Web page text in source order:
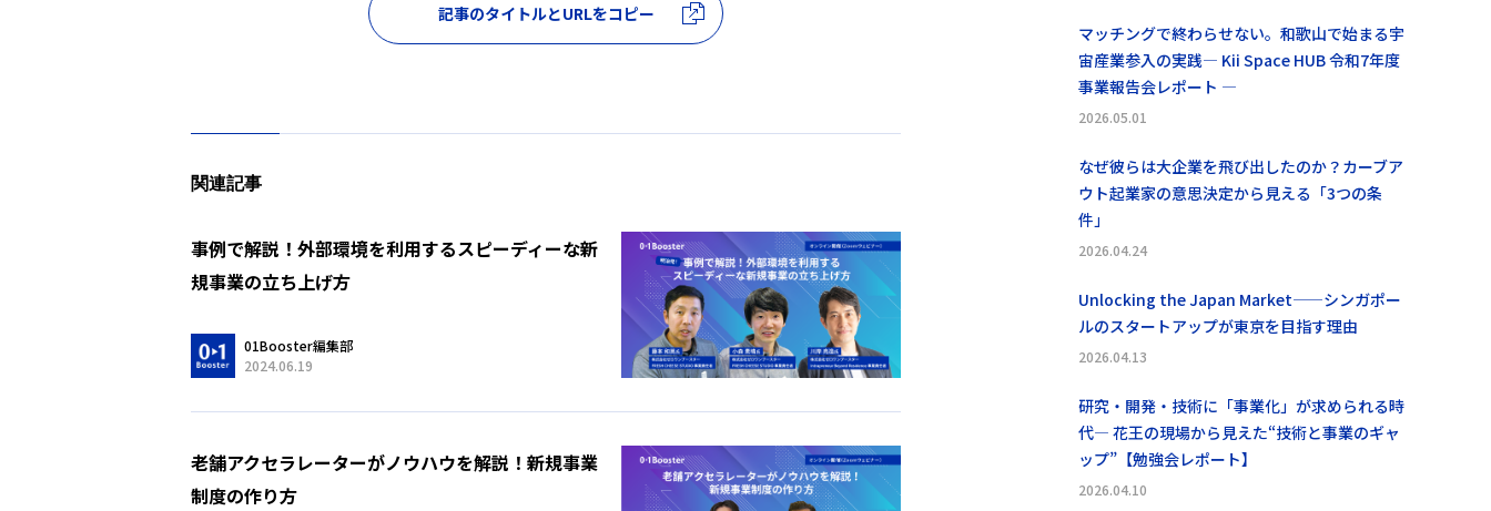
記事のタイトルとURLをコピー
関連記事
事例で解説！外部環境を利用するスピーディーな新
規事業の立ち上げ方
01Booster編集部
2024.06.19
老舗アクセラレーターがノウハウを解説！新規事業
制度の作り方
マッチングで終わらせない。和歌山で始まる宇
宙産業参入の実践― Kii Space HUB 令和7年度
事業報告会レポート ―
2026.05.01
なぜ彼らは大企業を飛び出したのか？カーブア
ウト起業家の意思決定から見える「3つの条
件」
2026.04.24
Unlocking the Japan Market——シンガポー
ルのスタートアップが東京を目指す理由
2026.04.13
研究・開発・技術に「事業化」が求められる時
代― 花王の現場から見えた“技術と事業のギャ
ップ”【勉強会レポート】
2026.04.10